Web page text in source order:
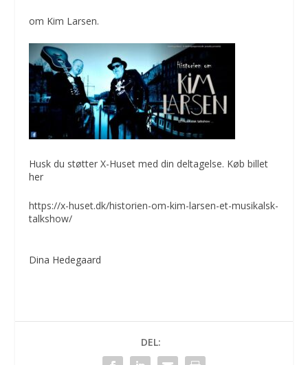
om Kim Larsen.
Husk du støtter X-Huset med din deltagelse. Køb billet
her
https://x-huset.dk/historien-om-kim-larsen-et-musikalsk-
talkshow/
Dina Hedegaard
DEL: